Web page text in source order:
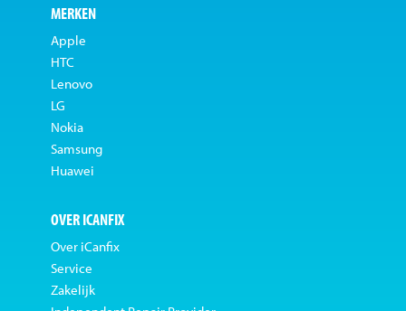
MERKEN
Apple
HTC
Lenovo
LG
Nokia
Samsung
Huawei
OVER ICANFIX
Over iCanfix
Service
Zakelijk